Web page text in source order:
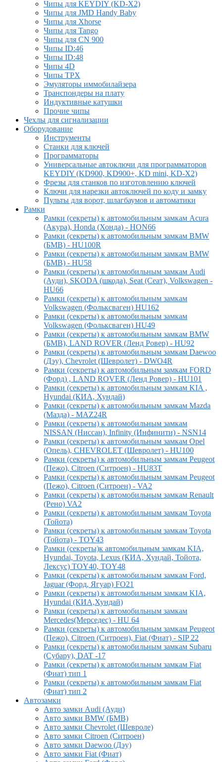
Чипы для KEYDIY (KD-X2)
Чипы для JMD Handy Baby
Чипы для Xhorse
Чипы для Tango
Чипы для CN 900
Чипы ID:46
Чипы ID:48
Чипы 4D
Чипы TPX
Эмуляторы иммобилайзера
Транспондеры на плату
Индуктивные катушки
Прочие чипы
Чехлы для сигнализации
Оборудование
Инструменты
Cтанки для ключей
Программаторы
Универсальные автоключи для программаторов
KEYDIY (KD900, KD900+, KD mini, KD-X2)
Фрезы для станков по изготовлению ключей
Ключи для нарезки автоключей по коду и замку
Пульты для ворот, шлагбаумов и автоматики
Рамки
Рамки (секреты) к автомобильным замкам Acura
(Акура), Honda (Хонда) - HON66
Рамки (секреты) к автомобильным замкам BMW
(БМВ) - HU100R
Рамки (секреты) к автомобильным замкам BMW
(БМВ) - HU58
Рамки (секреты) к автомобильным замкам Audi
(Ауди), SKODA (шкода), Seat (Сеат), Volkswagen -
HU66
Рамки (секреты) к автомобильным замкам
Volkswagen (Фольксваген) HU162
Рамки (секреты) к автомобильным замкам
Volkswagen (Фольксваген) HU49
Рамки (секреты) к автомобильным замкам BMW
(БМВ), LAND ROVER (Ленд Ровер) - HU92
Рамки (секреты) к автомобильным замкам Daewoo
(Дэу), Chevrolet (Шевролет) - DWO4R
Рамки (секреты) к автомобильным замкам FORD
(Форд) , LAND ROVER (Ленд Ровер) - HU101
Рамки (секреты) к автомобильным замкам KIA ,
Hyundai (КИА, Хундай)
Рамки (секреты) к автомобильным замкам Mazda
(Мазда) - MAZ24R
Рамки (секреты) к автомобильным замкам
NISSAN (Ниссан), Infinity (Инфинити) - NSN14
Рамки (секреты) к автомобильным замкам Opel
(Опель), CHEVROLET (Шевролет) - HU100
Рамки (секреты) к автомобильным замкам Peugeot
(Пежо), Citroen (Ситроен) - HU83T
Рамки (секреты) к автомобильным замкам Peugeot
(Пежо), Citroen (Ситроен) - VA2
Рамки (секреты) к автомобильным замкам Renault
(Рено) VA2
Рамки (секреты) к автомобильным замкам Toyota
(Тойота)
Рамки (секреты) к автомобильным замкам Toyota
(Тойота) - TOY43
Рамки (секреты)к автомобильным замкам KIA,
Hyundai, Toyota, Lexus (КИА, Хундай, Тойота,
Лексус) TOY40, TOY48
Рамки (секреты) к автомобильным замкам Ford,
Jaguar (Форд, Ягуар) FO21
Рамки (секреты) к автомобильным замкам KIA,
Hyundai (КИА,Хундай)
Рамки (секреты) к автомобильным замкам
Mercedes(Мерседес) - HU 64
Рамки (секреты) к автомобильным замкам Peugeot
(Пежо), Citroen (Ситроен), Fiat (Фиат) - SIP 22
Рамки (секреты) к автомобильным замкам Subaru
(Субару), DAT -17
Рамки (секреты) к автомобильным замкам Fiat
(Фиат) тип 1
Рамки (секреты) к автомобильным замкам Fiat
(Фиат) тип 2
Автозамки
Авто замки Audi (Ауди)
Авто замки BMW (БМВ)
Авто замки Chevrolet (Шевроле)
Авто замки Citroen (Ситроен)
Авто замки Daewoo (Дэу)
Авто замки Fiat (Фиат)